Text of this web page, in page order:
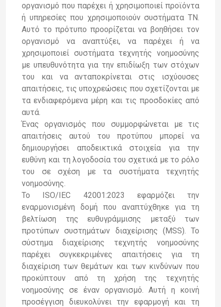
οργανισμό που παρέχει ή χρησιμοποιεί προϊόντα
ή υπηρεσίες που χρησιμοποιούν συστήματα TN.
Αυτό το πρότυπο προορίζεται να βοηθήσει τον
οργανισμό να αναπτύξει, να παρέχει ή να
χρησιμοποιεί συστήματα τεχνητής νοημοσύνης
με υπευθυνότητα για την επιδίωξη των στόχων
του και να ανταποκρίνεται στις ισχύουσες
απαιτήσεις, τις υποχρεώσεις που σχετίζονται με
τα ενδιαφερόμενα μέρη και τις προσδοκίες από
αυτά.
Ένας οργανισμός που συμμορφώνεται με τις
απαιτήσεις αυτού του προτύπου μπορεί να
δημιουργήσει αποδεικτικά στοιχεία για την
ευθύνη και τη λογοδοσία του σχετικά με το ρόλο
του σε σχέση με τα συστήματα τεχνητής
νοημοσύνης.
Το ISO/IEC 42001:2023 εφαρμόζει την
εναρμονισμένη δομή που αναπτύχθηκε για τη
βελτίωση της ευθυγράμμισης μεταξύ των
προτύπων συστημάτων διαχείρισης (MSS). Το
σύστημα διαχείρισης τεχνητής νοημοσύνης
παρέχει συγκεκριμένες απαιτήσεις για τη
διαχείριση των θεμάτων και των κινδύνων που
προκύπτουν από τη χρήση της τεχνητής
νοημοσύνης σε έναν οργανισμό. Αυτή η κοινή
προσέγγιση διευκολύνει την εφαρμογή και τη